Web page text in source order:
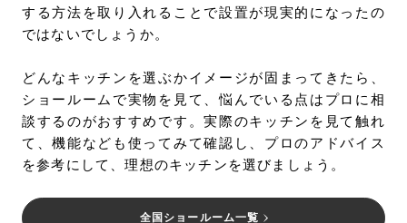
する方法を取り入れることで設置が現実的になったの
ではないでしょうか。
どんなキッチンを選ぶかイメージが固まってきたら、
ショールームで実物を見て、悩んでいる点はプロに相
談するのがおすすめです。実際のキッチンを見て触れ
て、機能なども使ってみて確認し、プロのアドバイス
を参考にして、理想のキッチンを選びましょう。
全国ショールーム一覧